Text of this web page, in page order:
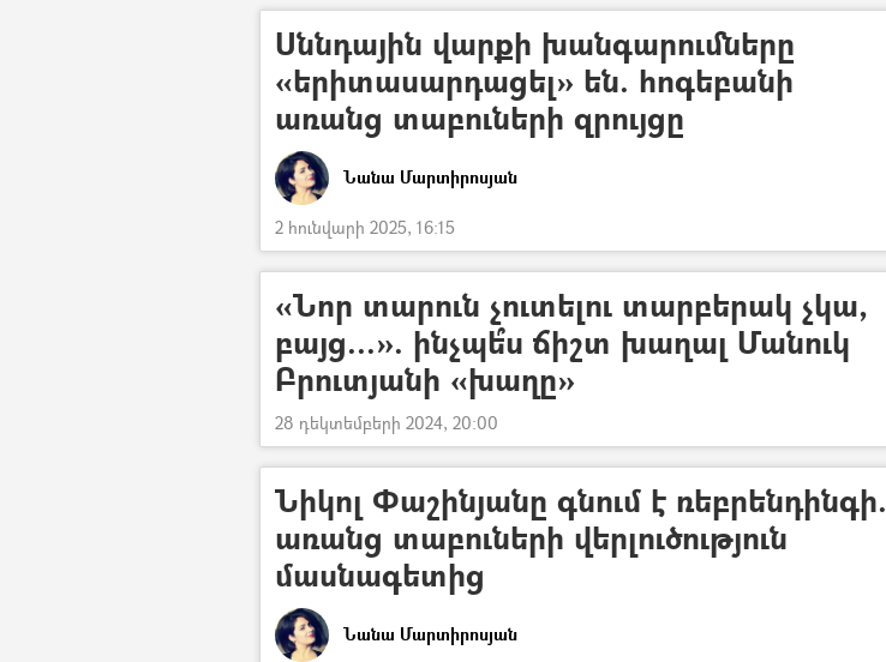
Սննդային վարքի խանգարումները
«երիտասարդացել» են. հոգեբանի
առանց տաբուների զրույցը
Նանա Մարտիրոսյան
2 հունվարի 2025, 16:15
«Նոր տարուն չուտելու տարբերակ չկա,
բայց...». ինչպե՞ս ճիշտ խաղալ Մանուկ
Բրուտյանի «խաղը»
28 դեկտեմբերի 2024, 20:00
Նիկոլ Փաշինյանը գնում է ռեբրենդինգի.
առանց տաբուների վերլուծություն
մասնագետից
Նանա Մարտիրոսյան